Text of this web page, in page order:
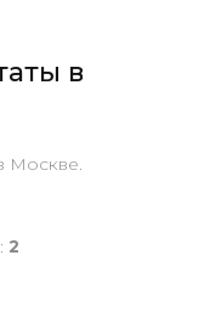
в
Москве.
2